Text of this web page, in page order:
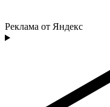
Реклама от Яндекс